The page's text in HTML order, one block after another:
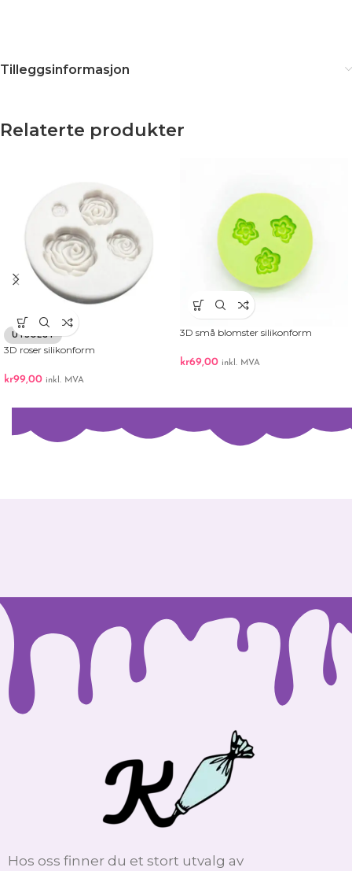
Tilleggsinformasjon
Relaterte produkter
UTSOLGT
3D roser silikonform
kr99,00 inkl. MVA
3D små blomster silikonform
kr69,00 inkl. MVA
Hos oss finner du et stort utvalg av